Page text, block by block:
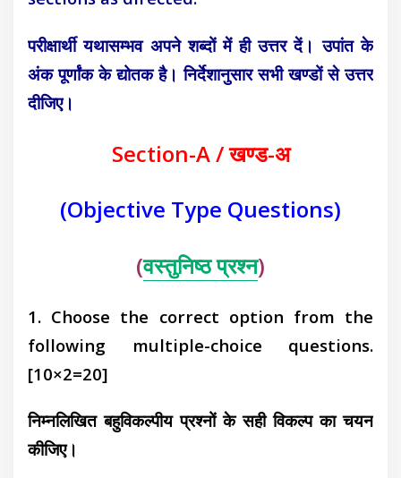
परीक्षार्थी यथासम्भव अपने शब्दों में ही उत्तर दें। उपांत के
अंक पूर्णांक के द्योतक है। निर्देशानुसार सभी खण्डों से उत्तर
दीजिए।
Section-A / खण्ड-अ
(Objective Type Questions)
(वस्तुनिष्ठ प्रश्न)
1. Choose the correct option from the
following multiple-choice questions.
[10×2=20]
निम्नलिखित बहुविकल्पीय प्रश्नों के सही विकल्प का चयन
कीजिए।